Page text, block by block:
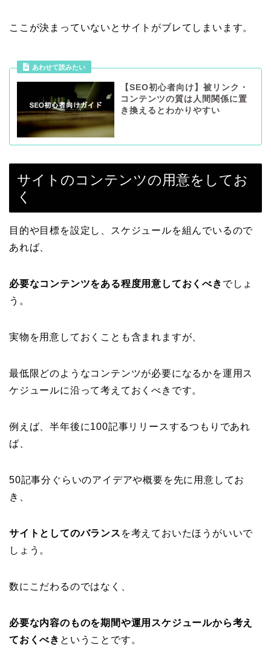
ここが決まっていないとサイトがブレてしまいます。
あわせて読みたい
【SEO初心者向け】被リンク・
コンテンツの質は人間関係に置
き換えるとわかりやすい
サイトのコンテンツの用意をしてお
く
目的や目標を設定し、スケジュールを組んでいるので
あれば、
必要なコンテンツをある程度用意しておくべき でしょ
う。
実物を用意しておくことも含まれますが、
最低限どのようなコンテンツが必要になるかを運用ス
ケジュールに沿って考えておくべきです。
例えば、半年後に100記事リリースするつもりであれ
ば、
50記事分ぐらいのアイデアや概要を先に用意してお
き、
サイトとしてのバランス を考えておいたほうがいいで
しょう。
数にこだわるのではなく、
必要な内容のものを期間や運用スケジュールから考え
ておくべき ということです。